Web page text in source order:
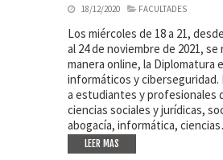
18/12/2020 FACULTADES
Los miércoles de 18 a 21,
al 24 de noviembre de 2021, se
manera online, la Diplomatura
informáticos y ciberseguridad.
a estudiantes y profesionales
ciencias sociales y jurídicas,
abogacía, informática,
LEER MAS